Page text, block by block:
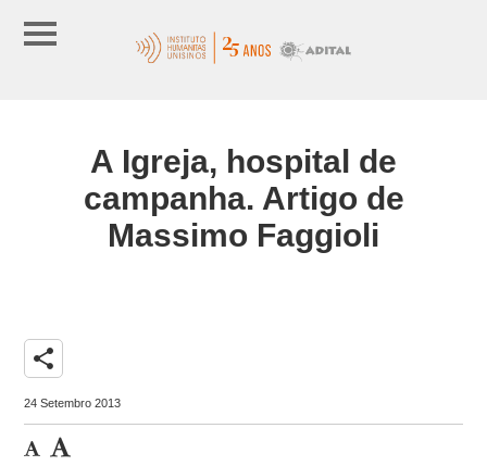
A Igreja, hospital de
campanha. Artigo de
Massimo Faggioli
share
24 Setembro 2013